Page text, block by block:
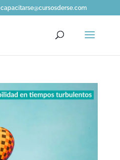
capacitarse@cursosderse.com